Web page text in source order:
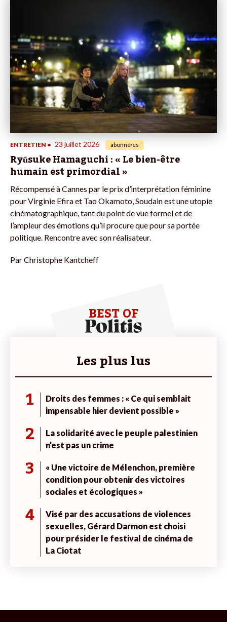
ENTRETIEN • 23 juillet 2026 abonné·es
Ryūsuke Hamaguchi : « Le bien-être
humain est primordial »
Récompensé à Cannes par le prix d’interprétation féminine
pour Virginie Efira et Tao Okamoto, Soudain est une utopie
cinématographique, tant du point de vue formel et de
l’ampleur des émotions qu’il procure que pour sa portée
politique. Rencontre avec son réalisateur.
ParChristophe Kantcheff
BEST OF
Les plus lus
1
Droits des femmes : « Ce qui semblait
impensable hier devient possible »
2
La solidarité avec le peuple palestinien
n’est pas un crime
3
« Une victoire de Mélenchon, première
condition pour obtenir des victoires
sociales et écologiques »
4
Visé par des accusations de violences
sexuelles, Gérard Darmon est choisi
pour présider le festival de cinéma de
La Ciotat